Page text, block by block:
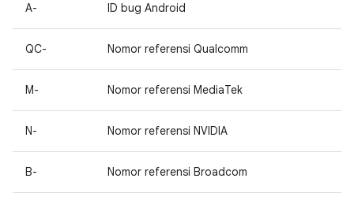
A- ID bug Android
QC- Nomor referensi Qualcomm
M- Nomor referensi MediaTek
N- Nomor referensi NVIDIA
B- Nomor referensi Broadcom